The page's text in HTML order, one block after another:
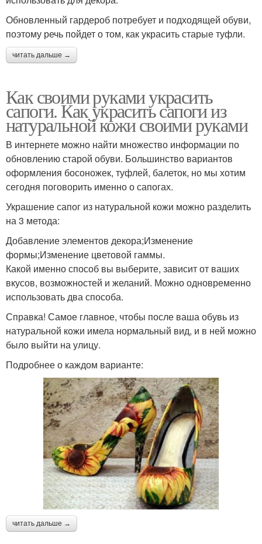
Обновленный гардероб потребует и подходящей обуви,
поэтому речь пойдет о том, как украсить старые туфли.
читать дальше →
Как своими руками украсить
сапоги. Как украсить сапоги из
натуральной кожи своими руками
В интернете можно найти множество информации по
обновлению старой обуви. Большинство вариантов
оформления босоножек, туфлей, балеток, но мы хотим
сегодня поговорить именно о сапогах.
Украшение сапог из натуральной кожи можно разделить
на 3 метода:
Добавление элементов декора;Изменение
формы;Изменение цветовой гаммы.
Какой именно способ вы выберите, зависит от ваших
вкусов, возможностей и желаний. Можно одновременно
использовать два способа.
Справка! Самое главное, чтобы после ваша обувь из
натуральной кожи имела нормальный вид, и в ней можно
было выйти на улицу.
Подробнее о каждом варианте:
читать дальше →